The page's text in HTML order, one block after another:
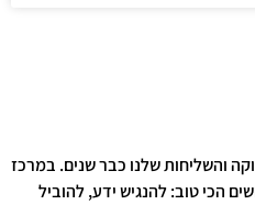
והשליחות שלנו כבר שנים. במרכז
הכי טוב: להנגיש ידע, להוביל